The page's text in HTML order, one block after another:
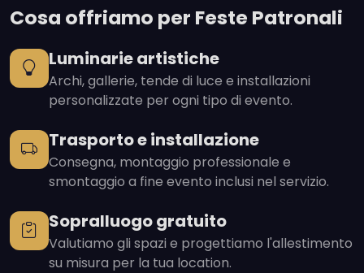
Cosa offriamo per Feste Patronali
Luminarie artistiche
Archi, gallerie, tende di luce e installazioni
personalizzate per ogni tipo di evento.
Trasporto e installazione
Consegna, montaggio professionale e
smontaggio a fine evento inclusi nel servizio.
Sopralluogo gratuito
Valutiamo gli spazi e progettiamo l'allestimento
su misura per la tua location.